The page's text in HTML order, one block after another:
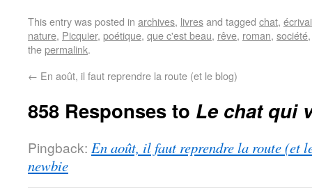
This entry was posted in archives, livresand tagged chat,
nature, Picquier, poétique, que c'est beau, rêve, roman, société
thepermalink.
← En août, il faut reprendre la route (et le blog)
858 Responses to Le chat qui
Pingback: En août, il faut reprendre la route (et
newbie